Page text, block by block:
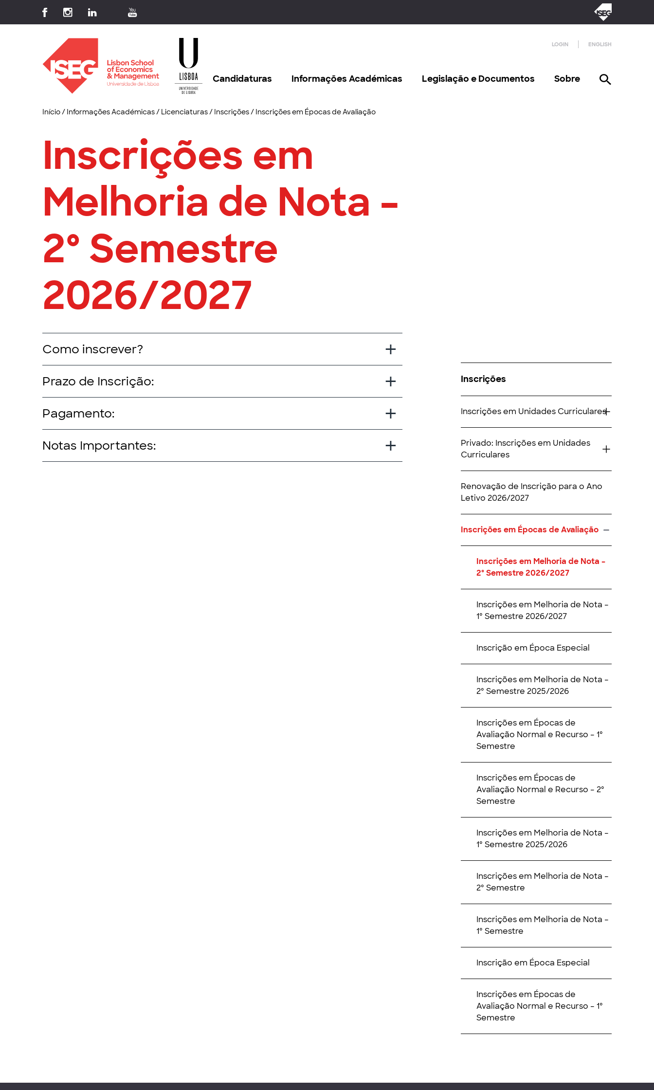
LOGIN ENGLISH
Candidaturas Informações Académicas Legislação e Documentos Sobre
Início/ Informações Académicas/ Licenciaturas/ Inscrições/ Inscrições em Épocas de Avaliação
Inscrições em
Melhoria de Nota –
2º Semestre
2026/2027
Como inscrever?
Prazo de Inscrição:
Pagamento:
Notas Importantes:
Inscrições
Inscrições em Unidades Curriculares
Privado: Inscrições em Unidades
Curriculares
Renovação de Inscrição para o Ano
Letivo 2026/2027
Inscrições em Épocas de Avaliação
Inscrições em Melhoria de Nota –
2º Semestre 2026/2027
Inscrições em Melhoria de Nota –
1º Semestre 2026/2027
Inscrição em Época Especial
Inscrições em Melhoria de Nota –
2º Semestre 2025/2026
Inscrições em Épocas de
Avaliação Normal e Recurso – 1º
Semestre
Inscrições em Épocas de
Avaliação Normal e Recurso – 2º
Semestre
Inscrições em Melhoria de Nota –
1º Semestre 2025/2026
Inscrições em Melhoria de Nota –
2º Semestre
Inscrições em Melhoria de Nota –
1º Semestre
Inscrição em Época Especial
Inscrições em Épocas de
Avaliação Normal e Recurso – 1º
Semestre